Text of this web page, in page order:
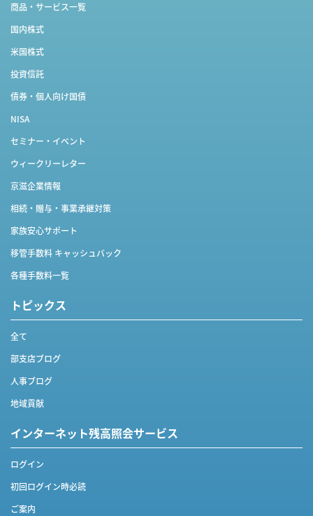
商品・サービス一覧
国内株式
米国株式
投資信託
債券・個人向け国債
NISA
セミナー・イベント
ウィークリーレター
京滋企業情報
相続・贈与・事業承継対策
家族安心サポート
移管手数料 キャッシュバック
各種手数料一覧
トピックス
全て
部支店ブログ
人事ブログ
地域貢献
インターネット残高照会サービス
ログイン
初回ログイン時必読
ご案内